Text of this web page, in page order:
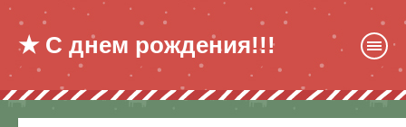
★ С днем рождения!!!